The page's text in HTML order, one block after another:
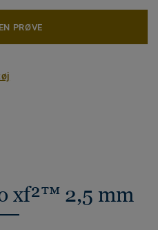
PRØVE
xf²™ 2,5 mm